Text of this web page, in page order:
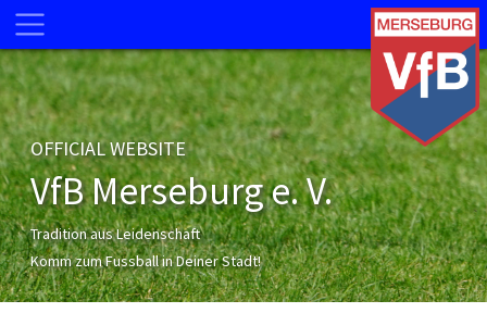
OFFICIAL WEBSITE
VfB Merseburg e. V.
Tradition aus Leidenschaft
Komm zum Fussball in Deiner Stadt!